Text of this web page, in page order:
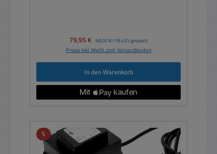
Verkaufspreis:
79,95 € Regulärer Preis:
98,00 € (18.42% gespart)
Preise inkl. MwSt. zzgl. Versandkosten
In den Warenkorb
%Rabatt